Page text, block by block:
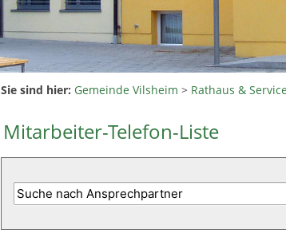
Sie sind hier: Gemeinde Vilsheim > Rathaus & Service
Mitarbeiter-Telefon-Liste